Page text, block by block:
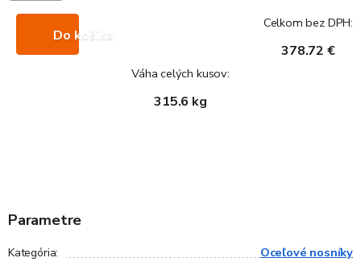
Do košíka
Váha celých kusov:
315.6 kg
Celkom bez DPH:
378.72 €
Parametre
Kategória: Oceľové nosníky